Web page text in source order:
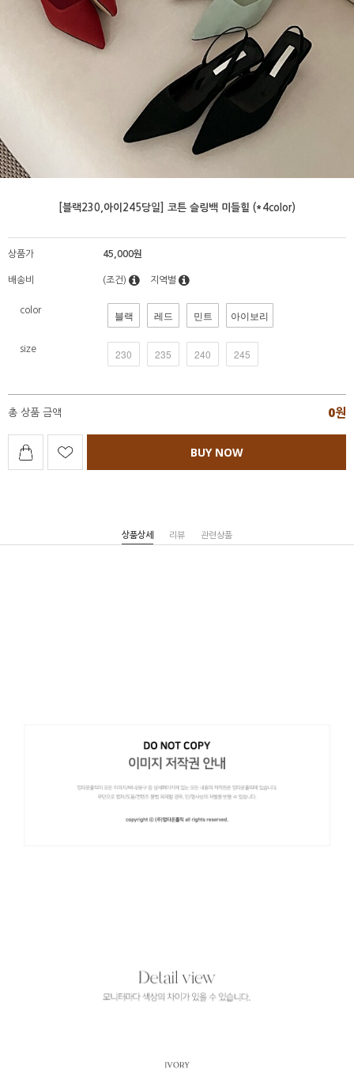
[블랙230,아이245당일] 코튼 슬링백 미들힐 (*4color)
상품가 45,000원
배송비 (조건) 지역별
color 블랙 레드 민트 아이보리
size 230 235 240 245
총 상품 금액 0원
BUY NOW
상품상세 리뷰 관련상품